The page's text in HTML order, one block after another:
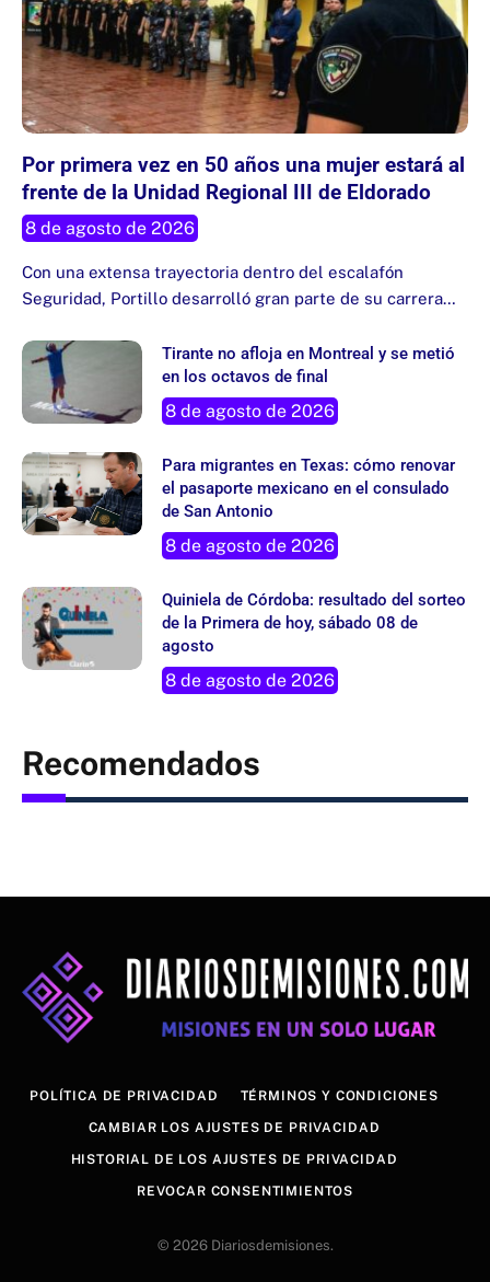
Por primera vez en 50 años una mujer estará al
frente de la Unidad Regional III de Eldorado
8 de agosto de 2026
Con una extensa trayectoria dentro del escalafón
Seguridad, Portillo desarrolló gran parte de su carrera…
Tirante no afloja en Montreal y se metió
en los octavos de final
8 de agosto de 2026
Para migrantes en Texas: cómo renovar
el pasaporte mexicano en el consulado
de San Antonio
8 de agosto de 2026
Quiniela de Córdoba: resultado del sorteo
de la Primera de hoy, sábado 08 de
agosto
8 de agosto de 2026
Recomendados
POLÍTICA DE PRIVACIDAD TÉRMINOS Y CONDICIONES
CAMBIAR LOS AJUSTES DE PRIVACIDAD
HISTORIAL DE LOS AJUSTES DE PRIVACIDAD
REVOCAR CONSENTIMIENTOS
© 2026 Diariosdemisiones.